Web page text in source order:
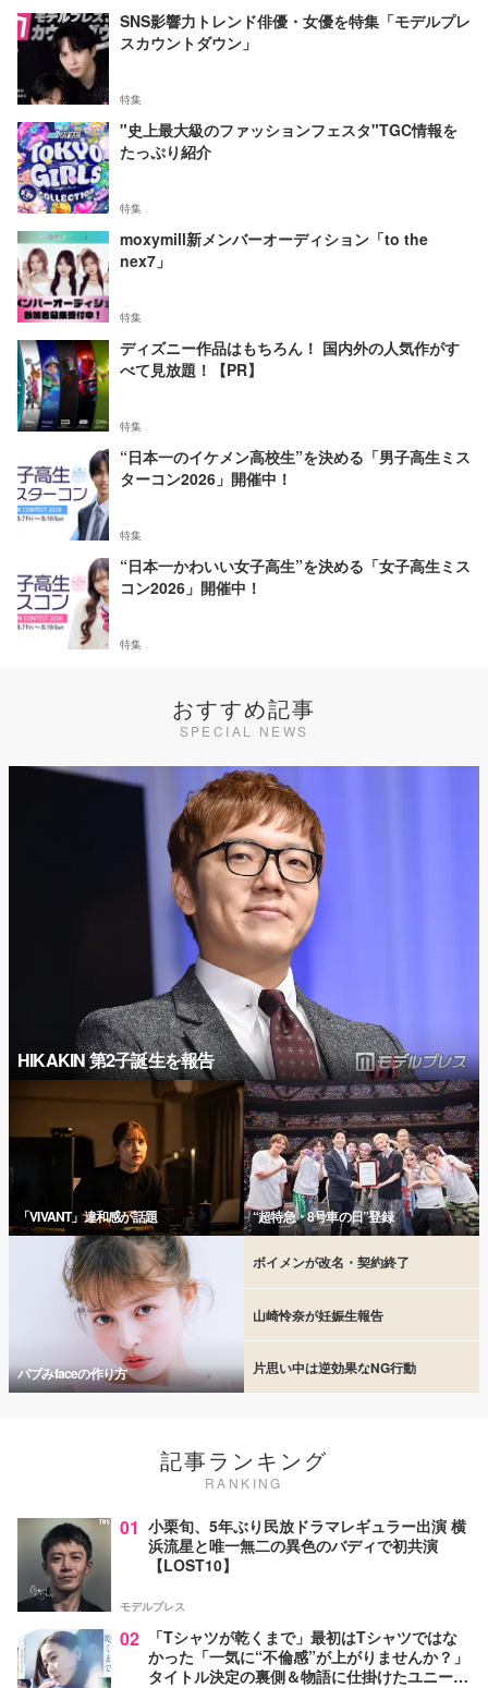
SNS影響力トレンド俳優・女優を特集「モデルプレ
スカウントダウン」
特集
"史上最大級のファッションフェスタ"TGC情報を
たっぷり紹介
特集
moxymill新メンバーオーディション「to the
nex7」
特集
ディズニー作品はもちろん！ 国内外の人気作がす
べて見放題！【PR】
特集
“日本一のイケメン高校生”を決める「男子高生ミス
ターコン2026」開催中！
特集
“日本一かわいい女子高生”を決める「女子高生ミス
コン2026」開催中！
特集
おすすめ記事
SPECIAL NEWS
HIKAKIN 第2子誕生を報告
「VIVANT」違和感が話題 “超特急・8号車の日”登録
バブみfaceの作り方
ボイメンが改名・契約終了
山崎怜奈が妊娠生報告
片思い中は逆効果なNG行動
記事ランキング
RANKING
01 小栗旬、5年ぶり民放ドラマレギュラー出演 横
浜流星と唯一無二の異色のバディで初共演
【LOST10】
モデルプレス
02
「Tシャツが乾くまで」最初はTシャツではな
かった「一気に“不倫感”が上がりませんか？」
タイトル決定の裏側＆物語に仕掛けたユニーク